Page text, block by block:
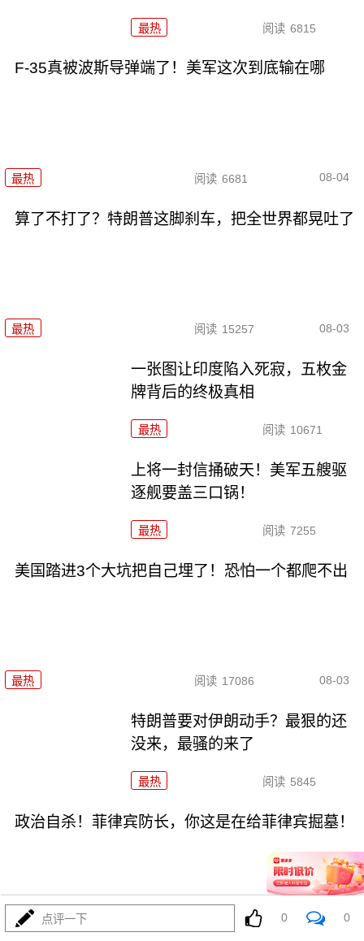
最热 阅读 6815
F-35真被波斯导弹端了！美军这次到底输在哪
最热 阅读 6681 08-04
算了不打了？特朗普这脚刹车，把全世界都晃吐了
最热 阅读 15257 08-03
一张图让印度陷入死寂，五枚金
牌背后的终极真相
最热 阅读 10671
上将一封信捅破天！美军五艘驱
逐舰要盖三口锅！
最热 阅读 7255
美国踏进3个大坑把自己埋了！恐怕一个都爬不出
最热 阅读 17086 08-03
特朗普要对伊朗动手？最狠的还
没来，最骚的来了
最热 阅读 5845
政治自杀！菲律宾防长，你这是在给菲律宾掘墓！
最热 阅读 6916
点评一下 0 0